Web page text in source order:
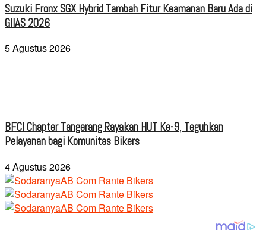
Suzuki Fronx SGX Hybrid Tambah Fitur Keamanan Baru Ada di
GIIAS 2026
5 Agustus 2026
BFCI Chapter Tangerang Rayakan HUT Ke-9, Teguhkan
Pelayanan bagi Komunitas Bikers
4 Agustus 2026